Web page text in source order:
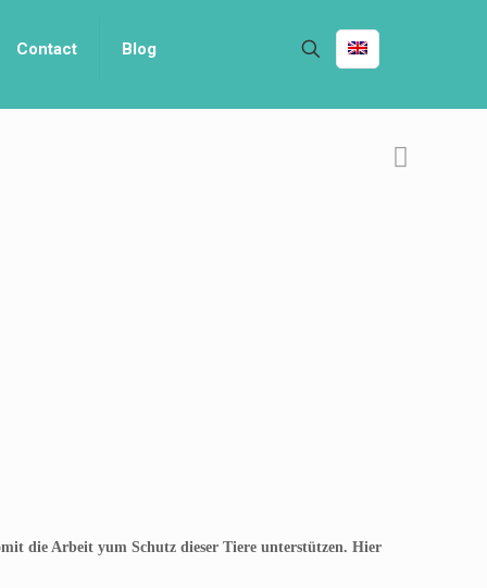
Contact Blog
die Arbeit yum Schutz dieser Tiere unterstützen. Hier